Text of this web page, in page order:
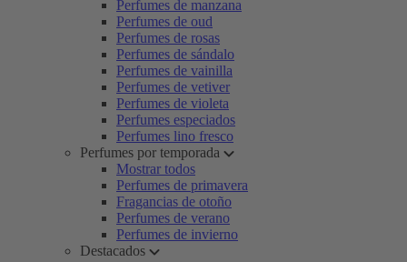
Perfumes de manzana
Perfumes de oud
Perfumes de rosas
Perfumes de sándalo
Perfumes de vainilla
Perfumes de vetiver
Perfumes de violeta
Perfumes especiados
Perfumes lino fresco
Perfumes por temporada
Mostrar todos
Perfumes de primavera
Fragancias de otoño
Perfumes de verano
Perfumes de invierno
Destacados